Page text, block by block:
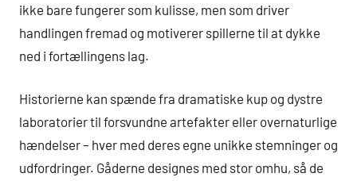
ikke bare fungerer som kulisse, men som driver
handlingen fremad og motiverer spillerne til at dykke
ned i fortællingens lag.
Historierne kan spænde fra dramatiske kup og dystre
laboratorier til forsvundne artefakter eller overnaturlige
hændelser – hver med deres egne unikke stemninger og
udfordringer. Gåderne designes med stor omhu, så de